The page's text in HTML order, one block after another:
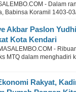
- Dalam
Babinsa Koramil 1403-
Akbar Paslon
Kota Kendari
-
MTQ dalam menghadiri
Rakyat,